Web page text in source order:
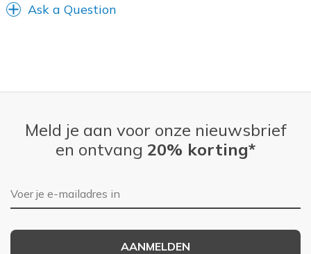
Ask a Question
Meld je aan voor onze nieuwsbrief
en ontvang 20% korting*
E-mailadres
AANMELDEN